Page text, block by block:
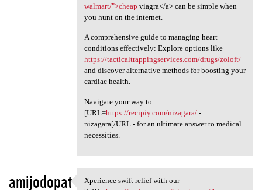
walmart/">cheap viagra</a> can be simple when
you hunt on the internet.
A comprehensive guide to managing heart
conditions effectively: Explore options like
https://tacticaltrappingservices.com/drugs/zoloft/
and discover alternative methods for boosting your
cardiac health.
Navigate your way to
[URL=https://recipiy.com/nizagara/-
nizagara[/URL - for an ultimate answer to medical
necessities.
amijodopat
Xperience swift relief with our